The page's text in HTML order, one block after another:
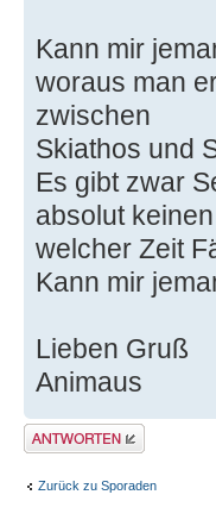
Kann mir
woraus man
zwischen
Skiathos und
Es gibt zwar
absolut
welcher Zeit
Kann mir
Lieben Gruß
Animaus
Antwort erstellen
Zurück zu Sporaden